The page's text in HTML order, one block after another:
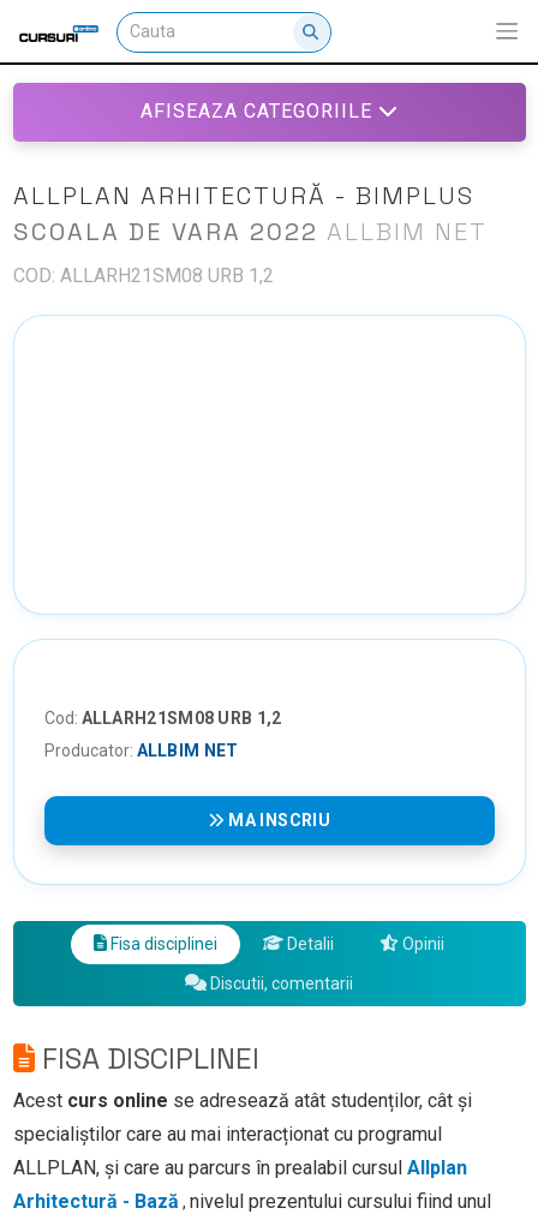
AFISEAZA CATEGORIILE
ALLPLAN ARHITECTURĂ - BIMPLUS
SCOALA DE VARA 2022 ALLBIM NET
COD: ALLARH21SM08 URB 1,2
Cod: ALLARH21SM08 URB 1,2
Producator: ALLBIM NET
MA INSCRIU
Fisa disciplinei Detalii Opinii
Discutii, comentarii
FISA DISCIPLINEI
Acest curs online se adresează atât studenților, cât și
specialiștilor care au mai interacționat cu programul
ALLPLAN, și care au parcurs în prealabil cursul Allplan
Arhitectură - Bază , nivelul prezentului cursului fiind unul